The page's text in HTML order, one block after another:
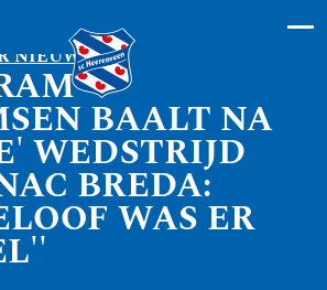
FEANSTORE
NIEUWS
BAALT NA
WEDSTRIJD
BREDA:
WAS ER